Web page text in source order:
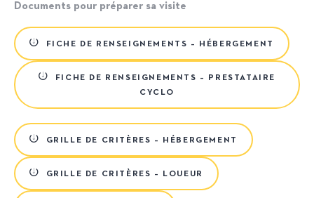
Documents pour préparer sa visite
FICHE DE RENSEIGNEMENTS – HÉBERGEMENT
FICHE DE RENSEIGNEMENTS – PRESTATAIRE
CYCLO
GRILLE DE CRITÈRES – HÉBERGEMENT
GRILLE DE CRITÈRES – LOUEUR